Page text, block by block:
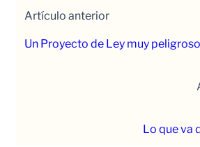
Artículo anterior
Un Proyecto de Ley muy peligroso
Lo que va